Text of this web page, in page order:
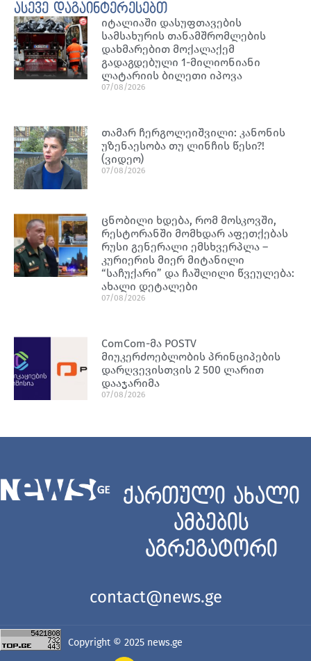
ასევე დაგაინტერესებთ
იტალიაში დასუფთავების
სამსახურის თანამშრომლების
დახმარებით მოქალაქემ
გადაგდებული 1-მილიონიანი
ლატარიის ბილეთი იპოვა
07/08/2026
თამარ ჩერგოლეიშვილი: კანონის
უზენაესობა თუ ლინჩის წესი?!
(ვიდეო)
07/08/2026
ცნობილი ხდება, რომ მოსკოვში,
რესტორანში მომხდარ აფეთქებას
რუსი გენერალი ემსხვერპლა –
კურიერის მიერ მიტანილი
“საჩუქარი” და ჩაშლილი წვეულება:
ახალი დეტალები
07/08/2026
ComCom-მა POSTV
მიუკერძოებლობის პრინციპების
დარღვევისთვის 2 500 ლარით
დააჯარიმა
07/08/2026
ქართული ახალი
ამბების
აგრეგატორი
contact@news.ge
Copyright © 2025 news.ge